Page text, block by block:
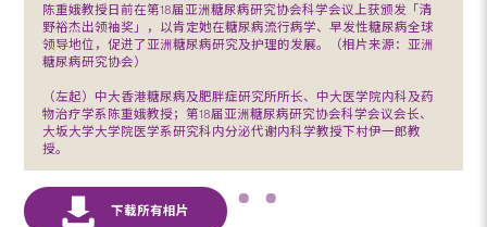
陈重娥教授日前在第18届亚洲糖尿病研究协会科学会议上获颁发「清
野裕杰出领袖奖」，以肯定她在糖尿病流行病学、早发性糖尿病全球
领导地位，促进了亚洲糖尿病研究及护理的发展。（相片来源：亚洲
糖尿病研究协会）
（左起）中大香港糖尿病及肥胖症研究所所长、中大医学院内科及药
物治疗学系陈重娥教授；第18届亚洲糖尿病研究协会科学会议会长、
大坂大学大学院医学系研究科内分泌代谢内科学教授下村伊一郎教
授。